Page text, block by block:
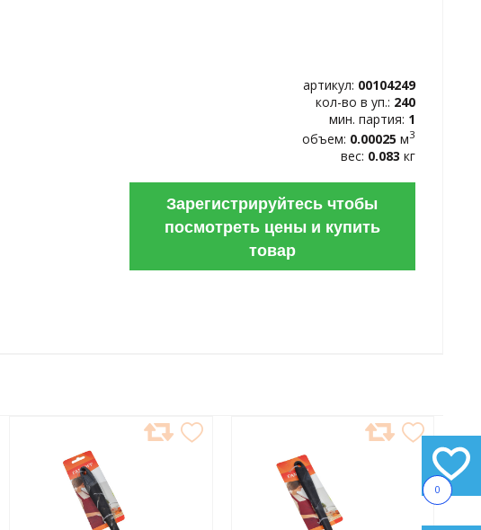
0
артикул: 00104249
кол-во в уп.: 240
мин. партия: 1
объем: 0.00025 м3
вес: 0.083 кг
Зарегистрируйтесь чтобы
посмотреть цены и купить
товар
ИЗБРАННОЕ
ИЗБРАННОЕ